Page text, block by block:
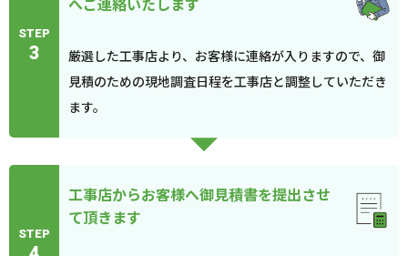
STEP
3
厳選した工事店より、お客様に連絡が入りますので、御
見積のための現地調査日程を工事店と調整していただき
ます。
STEP
工事店からお客様へ御見積書を提出させ
て頂きます